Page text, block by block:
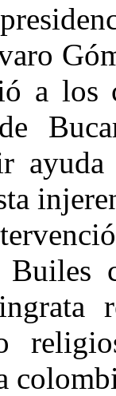
a los